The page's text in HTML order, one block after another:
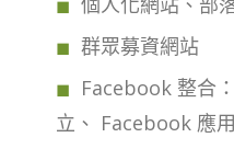
群眾募資網站
Facebook 整合
立、 Facebook 應